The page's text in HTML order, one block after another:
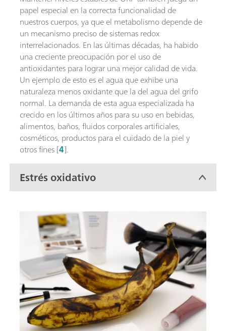
papel especial en la correcta funcionalidad de
nuestros cuerpos, ya que el metabolismo depende de
un mecanismo preciso de sistemas redox
interrelacionados. En las últimas décadas, ha habido
una creciente preocupación por el uso de
antioxidantes para lograr una mejor calidad de vida.
Un ejemplo de esto es el agua que exhibe una
naturaleza menos oxidante que la del agua del grifo
normal. La demanda de esta agua especializada ha
crecido en los últimos años para su uso en bebidas,
alimentos, baños, fluidos corporales artificiales,
cosméticos, productos para el cuidado de la piel y
otros fines [4].
Estrés oxidativo